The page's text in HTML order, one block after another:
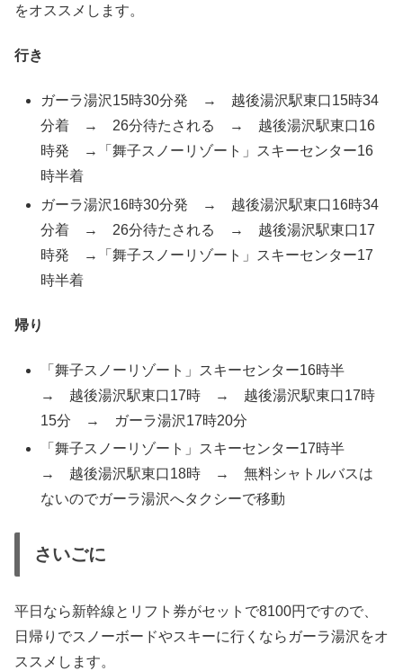
をオススメします。
行き
ガーラ湯沢15時30分発 → 越後湯沢駅東口15時34
分着 → 26分待たされる → 越後湯沢駅東口16
時発 →「舞子スノーリゾート」スキーセンター16
時半着
ガーラ湯沢16時30分発 → 越後湯沢駅東口16時34
分着 → 26分待たされる → 越後湯沢駅東口17
時発 →「舞子スノーリゾート」スキーセンター17
時半着
帰り
「舞子スノーリゾート」スキーセンター16時半
→ 越後湯沢駅東口17時 → 越後湯沢駅東口17時
15分 → ガーラ湯沢17時20分
「舞子スノーリゾート」スキーセンター17時半
→ 越後湯沢駅東口18時 → 無料シャトルバスは
ないのでガーラ湯沢へタクシーで移動
さいごに
平日なら新幹線とリフト券がセットで8100円ですので、
日帰りでスノーボードやスキーに行くならガーラ湯沢をオ
ススメします。